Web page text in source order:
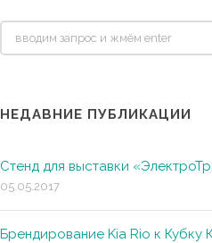
НЕДАВНИЕ ПУБЛИКАЦИИ
Стенд для выставки
05.05.2017
Брендирование Kia Rio к